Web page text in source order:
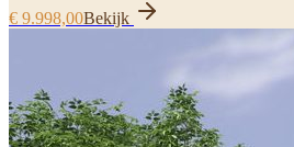
€ 9.998,00Bekijk